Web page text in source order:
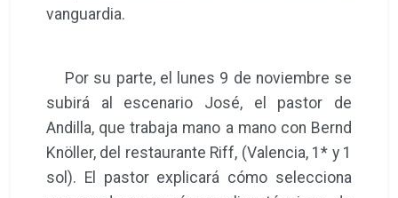
vanguardia.
Por su parte, el lunes 9 de noviembre se
subirá al escenario José, el pastor de
Andilla, que trabaja mano a mano con Bernd
Knöller, del restaurante Riff, (Valencia, 1* y 1
sol). El pastor explicará cómo selecciona